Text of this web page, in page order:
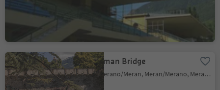
Roman Bridge
Merano/Meran, Meran/Merano, Meran/Merano and environs